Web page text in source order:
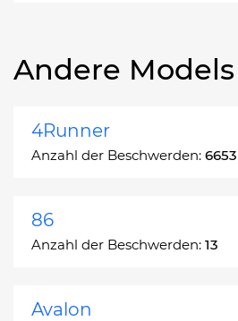
Andere Models
4Runner
Anzahl der Beschwerden: 6653
86
Anzahl der Beschwerden: 13
Avalon